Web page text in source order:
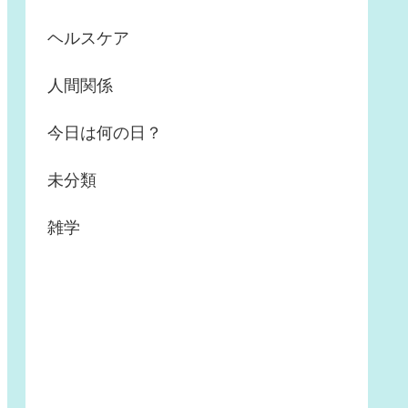
ヘルスケア
人間関係
今日は何の日？
未分類
雑学